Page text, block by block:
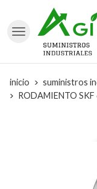
inicio
suministros
RODAMIENTO